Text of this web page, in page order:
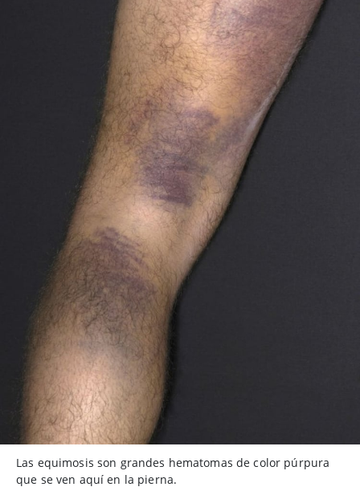
Las equimosis son grandes hematomas de color púrpura
que se ven aquí en la pierna.